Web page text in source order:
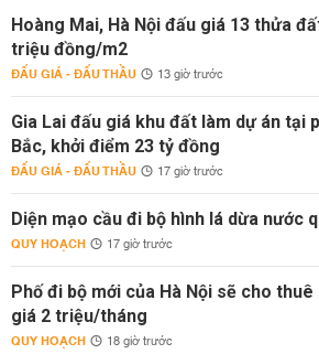
Hoàng Mai, Hà Nội đấu giá 13 thửa
triệu đồng/m2
ĐẤU GIÁ - ĐẤU THẦU 13 giờ trước
Gia Lai đấu giá khu đất làm dự án tại
Bắc, khởi điểm 23 tỷ đồng
ĐẤU GIÁ - ĐẤU THẦU 17 giờ trước
Diện mạo cầu đi bộ hình lá dừa nước
QUY HOẠCH 17 giờ trước
Phố đi bộ mới của Hà Nội sẽ cho
giá 2 triệu/tháng
QUY HOẠCH 18 giờ trước